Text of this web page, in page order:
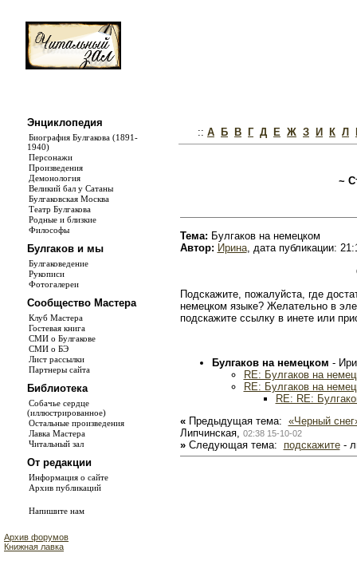
Энциклопедия
Биография Булгакова (1891-
1940)
Персонажи
Произведения
Демонология
Великий бал у Сатаны
Булгаковская Москва
Театр Булгакова
Родные и близкие
Философы
Булгаков и мы
Булгаковедение
Рукописи
Фотогалереи
Сообщество Мастера
Клуб Мастера
Гостевая книга
СМИ о Булгакове
СМИ о БЭ
Лист рассылки
Партнеры сайта
Библиотека
Собачье сердце
(иллюстрированное)
Остальные произведения
Лавка Мастера
Читальный зал
От редакции
Информация о сайте
Архив публикаций
Напишите нам
Архив форумов
Книжная лавка
:: А Б В Г Д Е Ж З И К Л
~
Тема: Булгаков на немецком
Автор: Ирина, дата публикации:
Подскажите, пожалуйста, где
немецком языке? Желательно в
подскажите ссылку в инете или
Булгаков на немецком -
RE: Булгаков на
RE: Булгаков на
RE: RE:
«Предыдущая тема: «Черный
Липчинская,
02:38 15-10-02
»Следующая тема: подскажите-